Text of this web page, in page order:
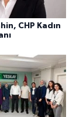
CHP Kadın